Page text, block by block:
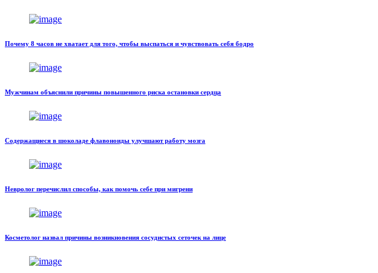
Почему 8 часов не хватает для того, чтобы выспаться и чувствовать себя бодро
Мужчинам объяснили причины повышенного риска остановки сердца
Содержащиеся в шоколаде флавоноиды улучшают работу мозга
Невролог перечислил способы, как помочь себе при мигрени
Косметолог назвал причины возникновения сосудистых сеточек на лице